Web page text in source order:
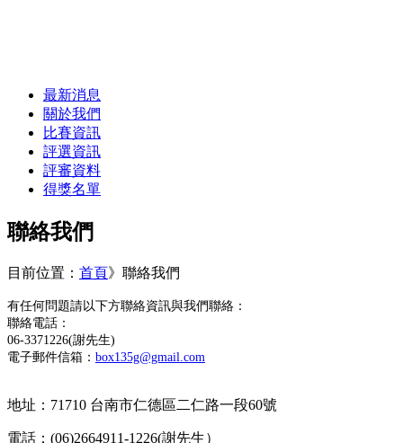
最新消息
關於我們
比賽資訊
評選資訊
評審資料
得獎名單
聯絡我們
目前位置： 首頁》 聯絡我們
有任何問題請以下方聯絡資訊與我們聯絡：
聯絡電話：
06-3371226(謝先生)
電子郵件信箱： box135g@gmail. com
地址：71710 台南市仁德區二仁路一段60號
電話：(06)2664911-1226(謝先生）